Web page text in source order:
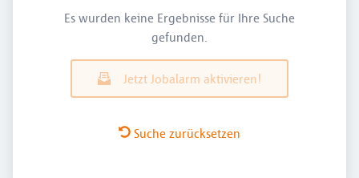
Es wurden keine Ergebnisse für Ihre Suche
gefunden.
Jetzt Jobalarm aktivieren!
Suche zurücksetzen